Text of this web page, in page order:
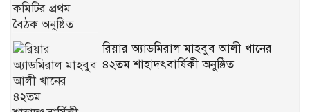
রিয়ার অ্যাডমিরাল মাহবুব আলী খানের
৪২তম শাহাদৎবার্ষিকী অনুষ্ঠিত